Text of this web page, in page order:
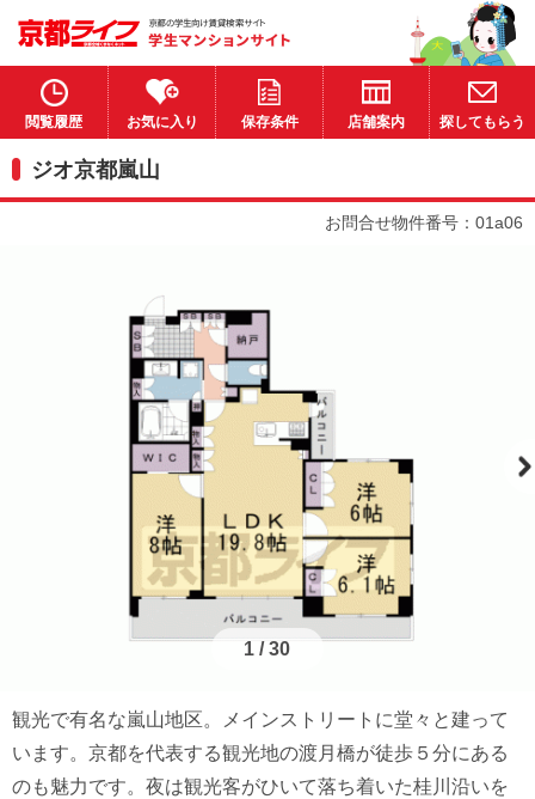
閲覧履歴 お気に入り 保存条件 店舗案内 探してもらう
ジオ京都嵐山
お問合せ物件番号：01a06
1 /30
観光で有名な嵐山地区。メインストリートに堂々と建って
います。京都を代表する観光地の渡月橋が徒歩５分にある
のも魅力です。夜は観光客がひいて落ち着いた桂川沿いを